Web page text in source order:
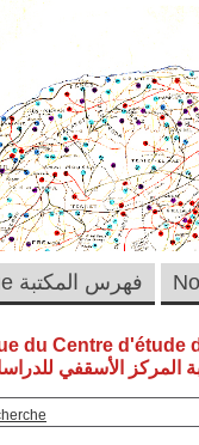
du Centre d'étude
المركز الأسقفي
Catalogue فهرس المكتبة